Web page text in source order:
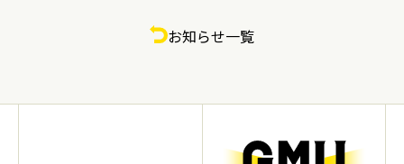
お知らせ一覧